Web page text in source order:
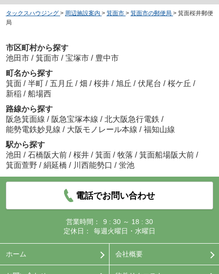
タックスハウジング > 周辺施設案内 > 箕面市 > 箕面市の郵便局 > 箕面桜井郵便
局
市区町村から探す
池田市 / 箕面市 / 宝塚市 / 豊中市
町名から探す
箕面 / 半町 / 五月丘 / 畑 / 桜井 / 旭丘 / 伏尾台 / 桜ケ丘 /
新稲 / 船場西
路線から探す
阪急箕面線 / 阪急宝塚本線 / 北大阪急行電鉄 /
能勢電鉄妙見線 / 大阪モノレール本線 / 福知山線
駅から探す
池田 / 石橋阪大前 / 桜井 / 箕面 / 牧落 / 箕面船場阪大前 /
箕面萱野 / 絹延橋 / 川西能勢口 / 蛍池
電話でお問い合わせ
営業時間：
9 : 30 ～ 18 : 30
定休日：
毎週火曜日・水曜日
ホーム 会社概要